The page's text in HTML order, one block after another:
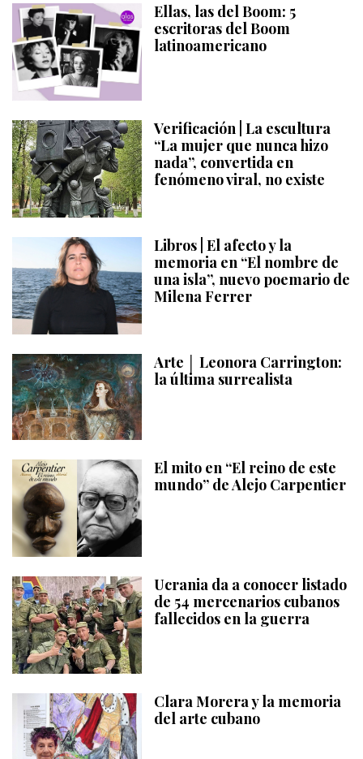
Ellas, las del Boom: 5
escritoras del Boom
latinoamericano
Verificación | La escultura
“La mujer que nunca hizo
nada”, convertida en
fenómeno viral, no existe
Libros | El afecto y la
memoria en “El nombre de
una isla”, nuevo poemario de
Milena Ferrer
Arte │ Leonora Carrington:
la última surrealista
El mito en “El reino de este
mundo” de Alejo Carpentier
Ucrania da a conocer listado
de 54 mercenarios cubanos
fallecidos en la guerra
Clara Morera y la memoria
del arte cubano